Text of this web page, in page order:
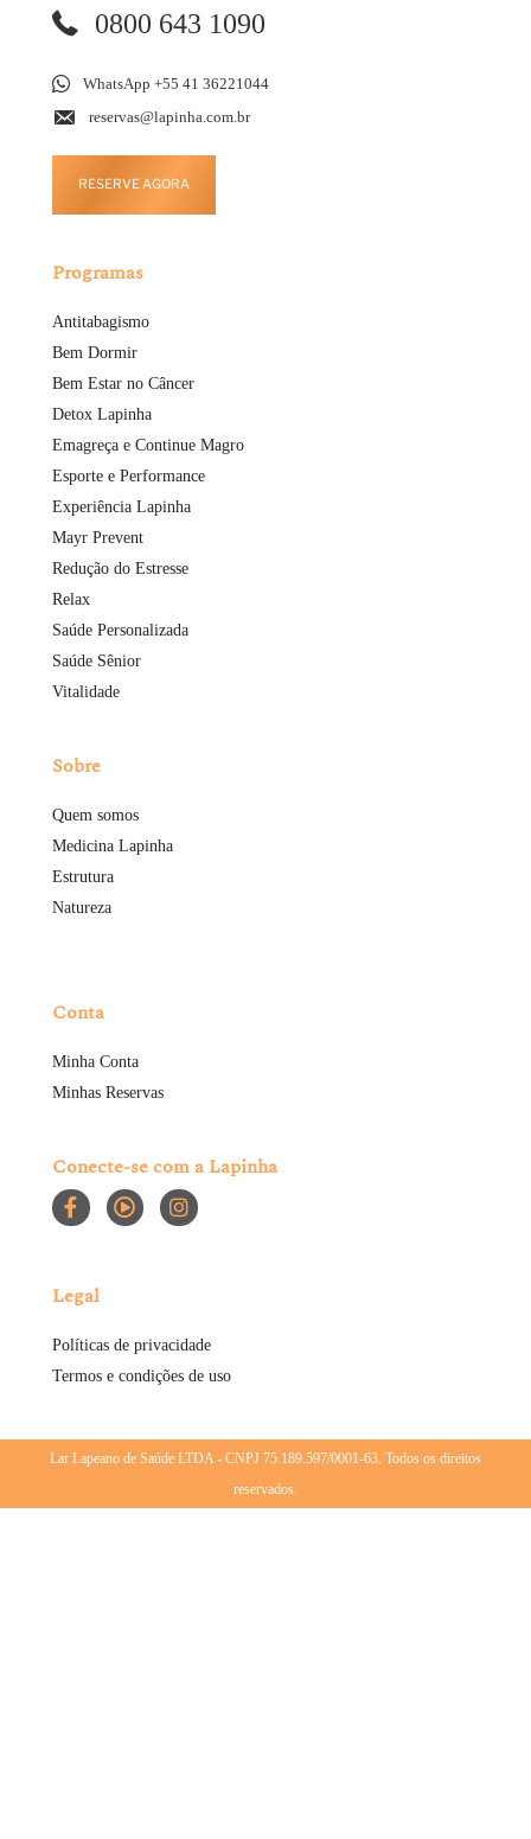
0800 643 1090
WhatsApp +55 41 36221044
reservas@lapinha.com.br
RESERVE AGORA
Programas
Antitabagismo
Bem Dormir
Bem Estar no Câncer
Detox Lapinha
Emagreça e Continue Magro
Esporte e Performance
Experiência Lapinha
Mayr Prevent
Redução do Estresse
Relax
Saúde Personalizada
Saúde Sênior
Vitalidade
Sobre
Quem somos
Medicina Lapinha
Estrutura
Natureza
Conta
Minha Conta
Minhas Reservas
Conecte-se com a Lapinha
Legal
Políticas de privacidade
Termos e condições de uso
Lar Lapeano de Saúde LTDA - CNPJ 75.189.597/0001-63. Todos os direitos
reservados.